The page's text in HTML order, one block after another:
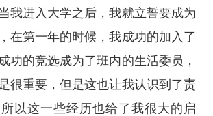
我进入大学之后，我就立誓要成为
在第一年的时候，我成功的加入了
功的竞选成为了班内的生活委员，
很重要，但是这也让我认识到了责
以这一些经历也给了我很大的启